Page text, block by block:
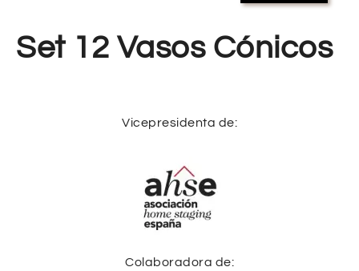
Set 12 Vasos Cónicos
Vicepresidenta de:
Colaboradora de: